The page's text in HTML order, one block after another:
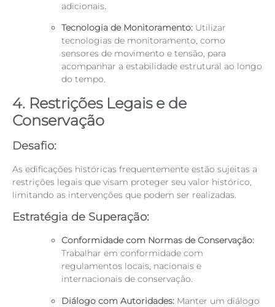
adicionais.
Tecnologia de Monitoramento: Utilizar
tecnologias de monitoramento, como
sensores de movimento e tensão, para
acompanhar a estabilidade estrutural ao longo
do tempo.
4. Restrições Legais e de
Conservação
Desafio:
As edificações históricas frequentemente estão sujeitas a
restrições legais que visam proteger seu valor histórico,
limitando as intervenções que podem ser realizadas.
Estratégia de Superação:
Conformidade com Normas de Conservação:
Trabalhar em conformidade com
regulamentos locais, nacionais e
internacionais de conservação.
Diálogo com Autoridades: Manter um diálogo